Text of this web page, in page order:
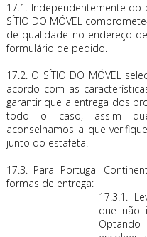
17.1. Independentemente
SÍTIO DO MÓVEL
de qualidade no endereço
formulário de pedido.
17.2. O SÍTIO DO MÓVEL
acordo com as
garantir que a entrega dos
todo o caso, assim
aconselhamos a que
junto do estafeta.
17.3. Para Portugal
formas de entrega:
17.3.1.
que não